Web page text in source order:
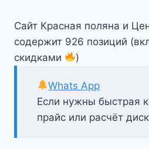
Сайт Красная поляна и
содержит 926 позиций
скидками
)
Если нужны быстрая
прайс или расчёт
Whats App